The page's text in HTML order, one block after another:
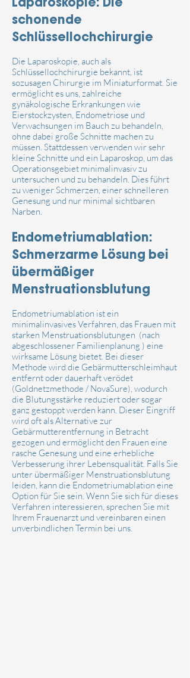
Laparoskopie: Die
schonende
Schlüssellochchirurgie
Die Laparoskopie, auch als
Schlüssellochchirurgie bekannt, ist
sozusagen Chirurgie im Miniaturformat. Sie
ermöglicht es uns, zahlreiche
gynäkologische Erkrankungen wie
Eierstockzysten, Endometriose und
Verwachsungen im Bauch zu behandeln,
ohne dabei große Schnitte machen zu
müssen. Stattdessen verwenden wir sehr
kleine Schnitte und ein Laparoskop, um das
Operationsgebiet minimalinvasiv zu
untersuchen und zu behandeln. Dies führt
zu weniger Schmerzen, einer schnelleren
Genesung und nur minimal sichtbaren
Narben.
Endometriumablation:
Schmerzarme Lösung bei
übermäßiger
Menstruationsblutung
Endometriumablation ist ein
minimalinvasives Verfahren, das Frauen mit
starken Menstruationsblutungen (nach
abgeschlossener Familienplanung ) eine
wirksame Lösung bietet. Bei dieser
Methode wird die Gebärmutterschleimhaut
entfernt oder dauerhaft verödet
(Goldnetzmethode / NovaSure), wodurch
die Blutungsstärke reduziert oder sogar
ganz gestoppt werden kann. Dieser Eingriff
wird oft als Alternative zur
Gebärmutterentfernung in Betracht
gezogen und ermöglicht den Frauen eine
rasche Genesung und eine erhebliche
Verbesserung ihrer Lebensqualität. Falls Sie
unter übermäßiger Menstruationsblutung
leiden, kann die Endometriumablation eine
Option für Sie sein. Wenn Sie sich für dieses
Verfahren interessieren, sprechen Sie mit
Ihrem Frauenarzt und vereinbaren einen
unverbindlichen Termin bei uns.